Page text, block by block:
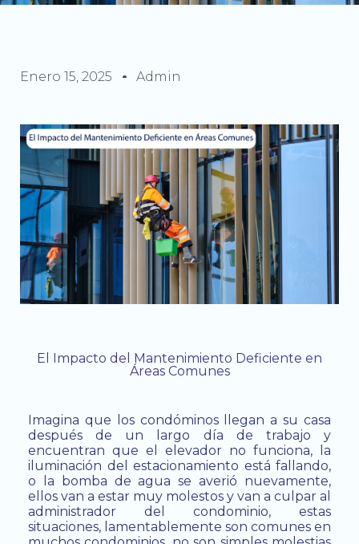
Enero 15, 2025 Admin
El Impacto del Mantenimiento Deficiente en
Áreas Comunes
Imagina que los condóminos llegan a su casa
después de un largo día de trabajo y
encuentran que el elevador no funciona, la
iluminación del estacionamiento está fallando,
o la bomba de agua se averió nuevamente,
ellos van a estar muy molestos y van a culpar al
administrador del condominio, estas
situaciones, lamentablemente son comunes en